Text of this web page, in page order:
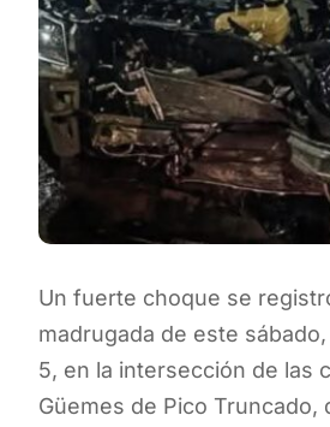
Un fuerte choque se
madrugada de este
5, en la intersección de las
Güemes de Pico Truncado,